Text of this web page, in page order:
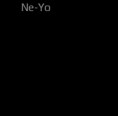
Ne-Yo